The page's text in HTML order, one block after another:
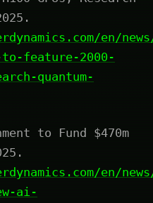
en/
to-feature-2000-
quantum-
to Fund $470m
en/
ai-